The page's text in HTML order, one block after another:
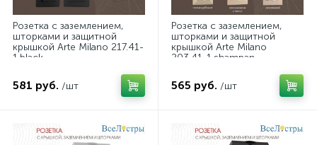
Розетка с заземлением,
шторками и защитной
крышкой Arte Milano 217.41-
1.black
581 руб. /шт
Розетка с заземлением,
шторками и защитной
крышкой Arte Milano
203.41-1.shampan
565 руб. /шт